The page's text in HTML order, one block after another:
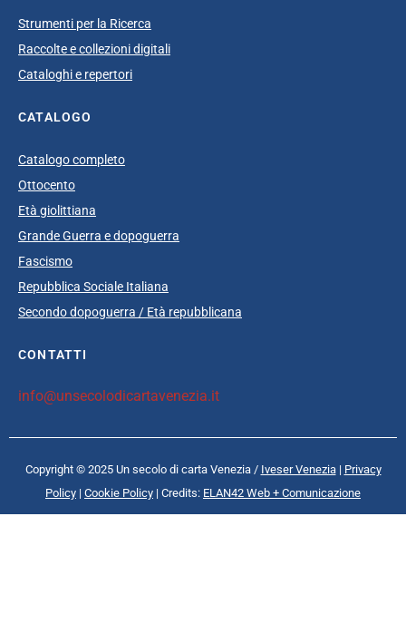
Strumenti per la Ricerca
Raccolte e collezioni digitali
Cataloghi e repertori
CATALOGO
Catalogo completo
Ottocento
Età giolittiana
Grande Guerra e dopoguerra
Fascismo
Repubblica Sociale Italiana
Secondo dopoguerra / Età repubblicana
CONTATTI
info@unsecolodicartavenezia.it
Copyright © 2025 Un secolo di carta Venezia / Iveser Venezia| Privacy
Policy | Cookie Policy | Credits: ELAN42 Web + Comunicazione